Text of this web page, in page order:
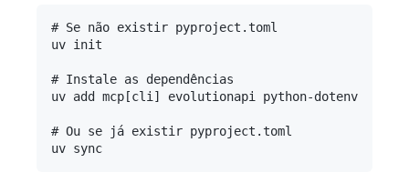
# Se não existir pyproject.toml
uv init
# Instale as dependências
uv add mcp[cli] evolutionapi python-dotenv
# Ou se já existir pyproject.toml